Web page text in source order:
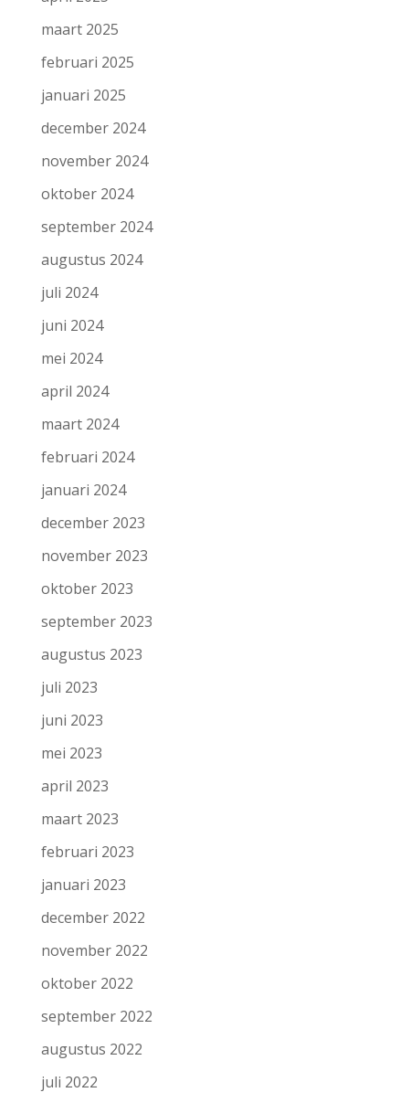
maart 2025
februari 2025
januari 2025
december 2024
november 2024
oktober 2024
september 2024
augustus 2024
juli 2024
juni 2024
mei 2024
april 2024
maart 2024
februari 2024
januari 2024
december 2023
november 2023
oktober 2023
september 2023
augustus 2023
juli 2023
juni 2023
mei 2023
april 2023
maart 2023
februari 2023
januari 2023
december 2022
november 2022
oktober 2022
september 2022
augustus 2022
juli 2022